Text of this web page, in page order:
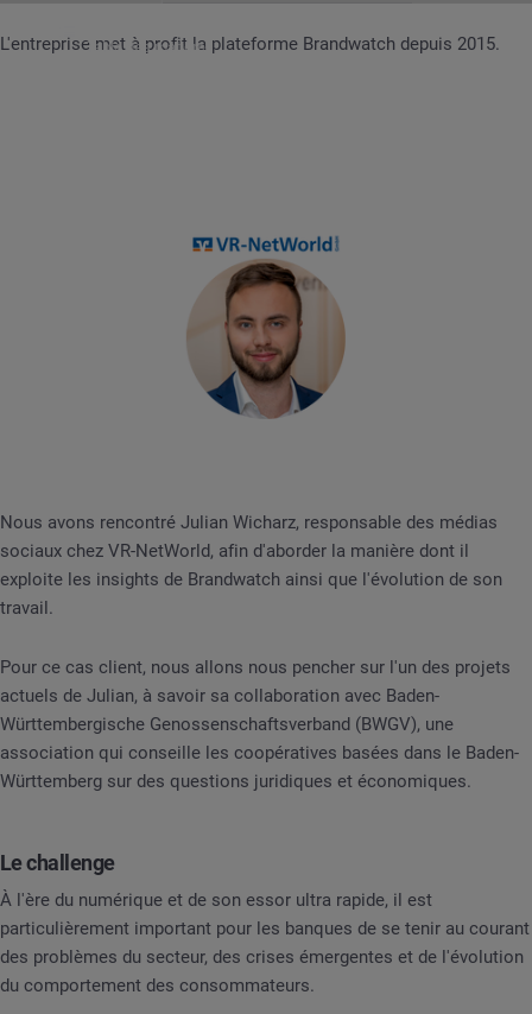
Table des matières
L'entreprise met à profit la plateforme Brandwatch depuis 2015.
Nous avons rencontré Julian Wicharz, responsable des médias
sociaux chez VR-NetWorld, afin d'aborder la manière dont il
exploite les insights de Brandwatch ainsi que l'évolution de son
travail.
Pour ce cas client, nous allons nous pencher sur l'un des projets
actuels de Julian, à savoir sa collaboration avec Baden-
Württembergische Genossenschaftsverband (BWGV), une
association qui conseille les coopératives basées dans le Baden-
Württemberg sur des questions juridiques et économiques.
Le challenge
À l'ère du numérique et de son essor ultra rapide, il est
particulièrement important pour les banques de se tenir au courant
des problèmes du secteur, des crises émergentes et de l'évolution
du comportement des consommateurs.